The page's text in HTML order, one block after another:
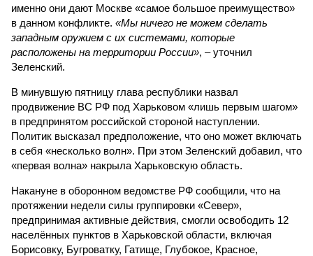
именно они дают Москве «самое большое преимущество»
в данном конфликте. «Мы ничего не можем сделать
западным оружием с их системами, которые
расположены на территории России», – уточнил
Зеленский.
В минувшую пятницу глава республики назвал
продвижение ВС РФ под Харьковом «лишь первым шагом»
в предпринятом российской стороной наступлении.
Политик высказал предположение, что оно может включать
в себя «несколько волн». При этом Зеленский добавил, что
«первая волна» накрыла Харьковскую область.
Накануне в оборонном ведомстве РФ сообщили, что на
протяжении недели силы группировки «Север»,
предпринимая активные действия, смогли освободить 12
населённых пунктов в Харьковской области, включая
Борисовку, Бугроватку, Гатище, Глубокое, Красное,